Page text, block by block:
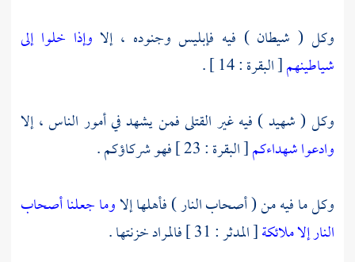
وكل ( شيطان ) فيه فإبليس وجنوده ، إلا وإذا خلوا إلى
شياطينهم[ البقرة : 14 ] .
وكل ( شهيد ) فيه غير القتلى فمن يشهد في أمور الناس ، إلا
وادعوا شهداءكم[ البقرة : 23 ] فهو شركاؤكم .
وكل ما فيه من ( أصحاب النار ) فأهلها إلاوما جعلنا أصحاب
النار إلا ملائكة[ المدثر : 31 ] فالمراد خزنتها .